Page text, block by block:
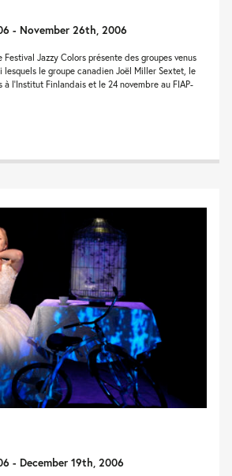
- November 26th, 2006
Festival Jazzy Colors présente des groupes venus
le groupe canadien Joël Miller Sextet, le
à l'Institut Finlandais et le 24 novembre au FIAP-
- December 19th, 2006